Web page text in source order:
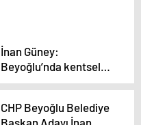
İnan Güney:
Beyoğlu’nda kentsel
dönüşüm seferberliği
CHP Beyoğlu Belediye
Başkan Adayı İnan